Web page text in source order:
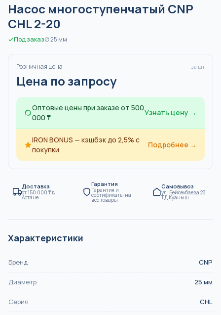
Насос многоступенчатый CNP
CHL 2-20
Под заказ∅25 мм
Розничная цена за шт
Цена по запросу
Оптовые цены при заказе от 500
000 ₸
Узнать цену →
IRON BONUS — кэшбэк до 2,5% с
покупки
Подробнее →
Доставка
от150 000 ₸в
Астане
Гарантия
Гарантия и
сертификаты на
все товары
Самовывоз
ул. Бейсекбаева 23,
ТД Куаныш
Характеристики
Бренд CNP
Диаметр 25 мм
Серия CHL